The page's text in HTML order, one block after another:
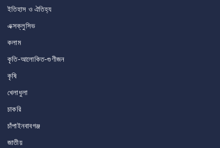
ইতিহাস ও ঐতিহ্য
এক্সক্লুসিভ
কলাম
কৃতি-আলোকিত-গুণীজন
কৃষি
খেলাধুলা
চাকরি
চাঁপাইনবাবগঞ্জ
জাতীয়